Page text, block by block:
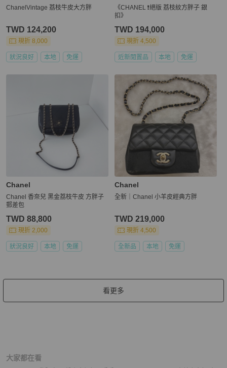
ChanelVintage 荔枝牛皮大方胖
TWD 124,200
現折 8,000
狀況良好 本地 免運
《CHANEL ❗️絕版 荔枝紋方胖子 銀
扣》
TWD 194,000
現折 4,500
近新閒置品 本地 免運
Chanel
Chanel 香奈兒 黑金荔枝牛皮 方胖子
郵差包
TWD 88,800
現折 2,000
狀況良好 本地 免運
Chanel
全新｜Chanel 小羊皮經典方胖
TWD 219,000
現折 4,500
全新品 本地 免運
看更多
大家都在看